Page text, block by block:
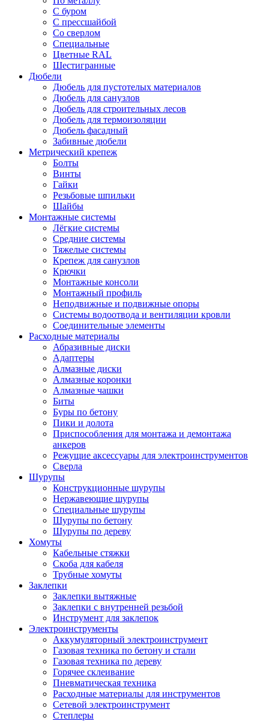
С буром
С прессшайбой
Со сверлом
Специальные
Цветные RAL
Шестигранные
Дюбели
Дюбель для пустотелых материалов
Дюбель для санузлов
Дюбель для строительных лесов
Дюбель для термоизоляции
Дюбель фасадный
Забивные дюбели
Метрический крепеж
Болты
Винты
Гайки
Резьбовые шпильки
Шайбы
Монтажные системы
Лёгкие системы
Средние системы
Тяжелые системы
Крепеж для санузлов
Крючки
Монтажные консоли
Монтажный профиль
Неподвижные и подвижные опоры
Системы водоотвода и вентиляции кровли
Соединительные элементы
Расходные материалы
Абразивные диски
Адаптеры
Алмазные диски
Алмазные коронки
Алмазные чашки
Биты
Буры по бетону
Пики и долота
Приспособления для монтажа и демонтажа
анкеров
Режущие аксессуары для электроинструментов
Сверла
Шурупы
Конструкционные шурупы
Нержавеющие шурупы
Специальные шурупы
Шурупы по бетону
Шурупы по дереву
Хомуты
Кабельные стяжки
Скоба для кабеля
Трубные хомуты
Заклепки
Заклепки вытяжные
Заклепки с внутренней резьбой
Инструмент для заклепок
Электроинструменты
Аккумуляторный электроинструмент
Газовая техника по бетону и стали
Газовая техника по дереву
Горячее склеивание
Пневматическая техника
Расходные материалы для инструментов
Сетевой электроинструмент
Степлеры